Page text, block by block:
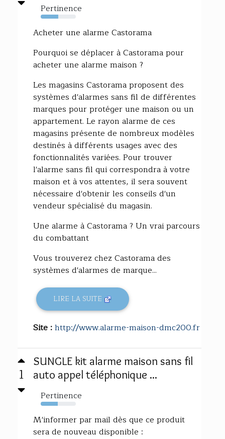
Pertinence
50%
Acheter une alarme Castorama
Pourquoi se déplacer à Castorama pour
acheter une alarme maison ?
Les magasins Castorama proposent des
systèmes d'alarmes sans fil de différentes
marques pour protéger une maison ou un
appartement. Le rayon alarme de ces
magasins présente de nombreux modèles
destinés à différents usages avec des
fonctionnalités variées. Pour trouver
l'alarme sans fil qui correspondra à votre
maison et à vos attentes, il sera souvent
nécessaire d'obtenir les conseils d'un
vendeur spécialisé du magasin.
Une alarme à Castorama ? Un vrai parcours
du combattant
Vous trouverez chez Castorama des
systèmes d'alarmes de marque...
LIRE LA SUITE
Site :http://www.alarme-maison-dmc200.fr
1
SUNGLE kit alarme maison sans fil
auto appel téléphonique ...
Pertinence
48%
M'informer par mail dès que ce produit
sera de nouveau disponible :